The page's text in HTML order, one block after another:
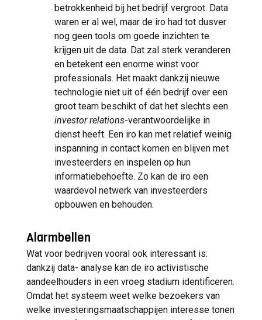
betrokkenheid bij het bedrijf vergroot. Data
waren er al wel, maar de iro had tot dusver
nog geen tools om goede inzichten te
krijgen uit de data. Dat zal sterk veranderen
en betekent een enorme winst voor
professionals. Het maakt dankzij nieuwe
technologie niet uit of één bedrijf over een
groot team beschikt of dat het slechts een
investor relations-verantwoordelijke in
dienst heeft. Een iro kan met relatief weinig
inspanning in contact komen en blijven met
investeerders en inspelen op hun
informatiebehoefte. Zo kan de iro een
waardevol netwerk van investeerders
opbouwen en behouden.
Alarmbellen
Wat voor bedrijven vooral ook interessant is:
dankzij data- analyse kan de iro activistische
aandeelhouders in een vroeg stadium identificeren.
Omdat het systeem weet welke bezoekers van
welke investeringsmaatschappijen interesse tonen